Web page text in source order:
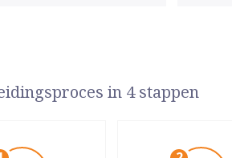
in 4 stappen